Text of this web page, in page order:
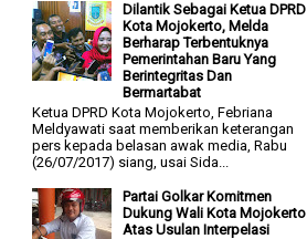
Dilantik Sebagai Ketua DPRD
Kota Mojokerto, Melda
Berharap Terbentuknya
Pemerintahan Baru Yang
Berintegritas Dan
Bermartabat
Ketua DPRD Kota Mojokerto, Febriana
Meldyawati saat memberikan keterangan
pers kepada belasan awak media, Rabu
(26/07/2017) siang, usai Sida...
Partai Golkar Komitmen
Dukung Wali Kota Mojokerto
Atas Usulan Interpelasi